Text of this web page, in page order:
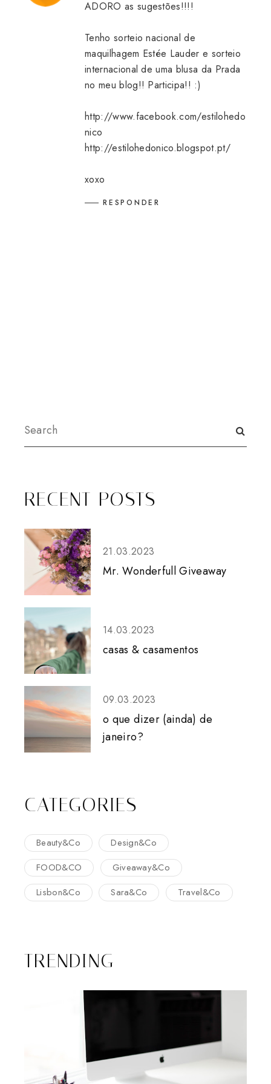
ADORO as sugestões!!!!
Tenho sorteio nacional de
maquilhagem Estée Lauder e sorteio
internacional de uma blusa da Prada
no meu blog!! Participa!! :)
http://www.facebook.com/estilohedo
nico
http://estilohedonico.blogspot.pt/
xoxo
RESPONDER
RECENT POSTS
21.03.2023
Mr. Wonderfull Giveaway
14.03.2023
casas & casamentos
09.03.2023
o que dizer (ainda) de
janeiro?
CATEGORIES
Beauty&Co
Design&Co
FOOD&CO
Giveaway&Co
Lisbon&Co
Sara&Co Travel&Co
TRENDING